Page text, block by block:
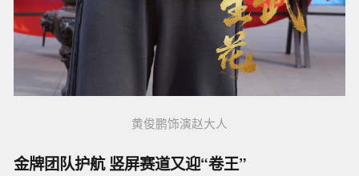
黄俊鹏饰演赵大人
金牌团队护航 竖屏赛道又迎“卷王”